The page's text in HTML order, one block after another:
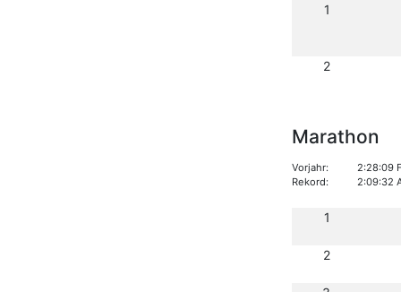
1
2
Marathon
Vorjahr:
2:28:09
Rekord:
2:09:32
1
2